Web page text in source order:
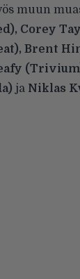
muun
Corey
Brent
ja Niklas